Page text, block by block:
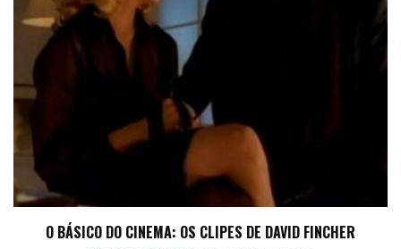
O BÁSICO DO CINEMA: OS CLIPES DE DAVID FINCHER